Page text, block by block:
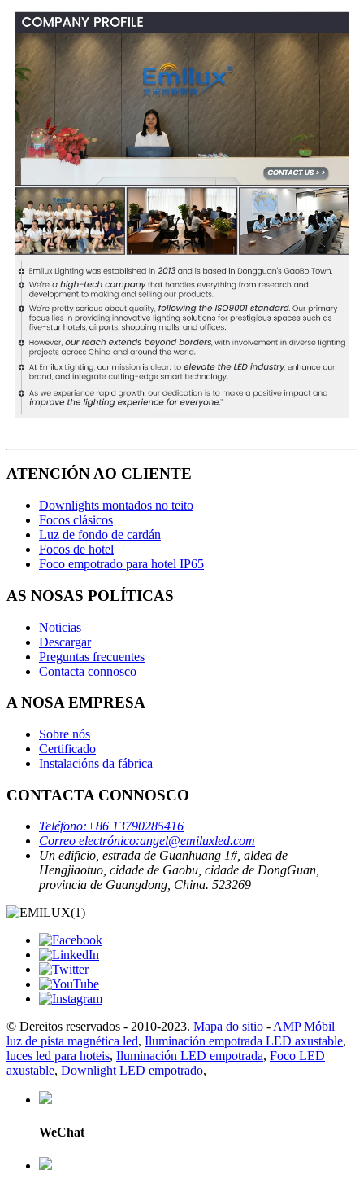
ATENCIÓN AO CLIENTE
Downlights montados no teito
Focos clásicos
Luz de fondo de cardán
Focos de hotel
Foco empotrado para hotel IP65
AS NOSAS POLÍTICAS
Noticias
Descargar
Preguntas frecuentes
Contacta connosco
A NOSA EMPRESA
Sobre nós
Certificado
Instalacións da fábrica
CONTACTA CONNOSCO
Teléfono:+86 13790285416
Correo electrónico:angel@emiluxled.com
Un edificio, estrada de Guanhuang 1#, aldea de
Hengjiaotuo, cidade de Gaobu, cidade de DongGuan,
provincia de Guangdong, China. 523269
© Dereitos reservados - 2010-2023. Mapa do sitio -AMP Móbil
luz de pista magnética led, Iluminación empotrada LED axustable,
luces led para hoteis, Iluminación LED empotrada, Foco LED
axustable, Downlight LED empotrado,
WeChat